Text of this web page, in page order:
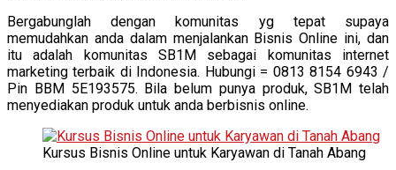
Bergabunglah dengan komunitas yg tepat supaya
memudahkan anda dalam menjalankan Bisnis Online ini, dan
itu adalah komunitas SB1M sebagai komunitas internet
marketing terbaik di Indonesia. Hubungi = 0813 8154 6943 /
Pin BBM 5E193575. Bila belum punya produk, SB1M telah
menyediakan produk untuk anda berbisnis online.
Kursus Bisnis Online untuk Karyawan di Tanah Abang